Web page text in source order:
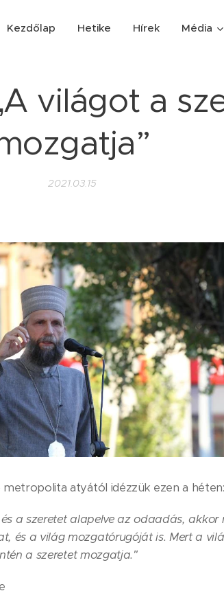
Kezdőlap Hetike Hírek Média
világot a
2021.03.15
atyától idézzük ezen a héten:
a szeretet alapelve az odaadás, akkor
és a világ mozgatórugóját is. Mert a
a szeretet mozgatja."